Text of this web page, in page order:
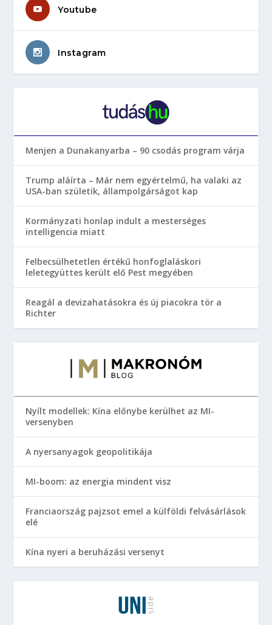
Youtube
Instagram
Menjen a Dunakanyarba – 90 csodás program várja
Trump aláírta – Már nem egyértelmű, ha valaki az
USA-ban születik, állampolgárságot kap
Kormányzati honlap indult a mesterséges
intelligencia miatt
Felbecsülhetetlen értékű honfoglaláskori
leletegyüttes került elő Pest megyében
Reagál a devizahatásokra és új piacokra tör a
Richter
Nyílt modellek: Kína előnybe kerülhet az MI-
versenyben
A nyersanyagok geopolitikája
MI-boom: az energia mindent visz
Franciaország pajzsot emel a külföldi felvásárlások
elé
Kína nyeri a beruházási versenyt